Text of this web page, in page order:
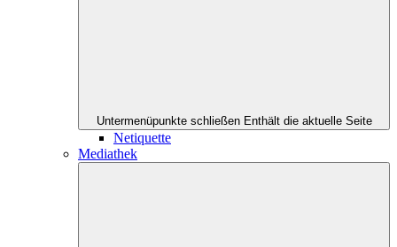
Untermenüpunkte schließen Enthält die aktuelle Seite
Netiquette
Mediathek